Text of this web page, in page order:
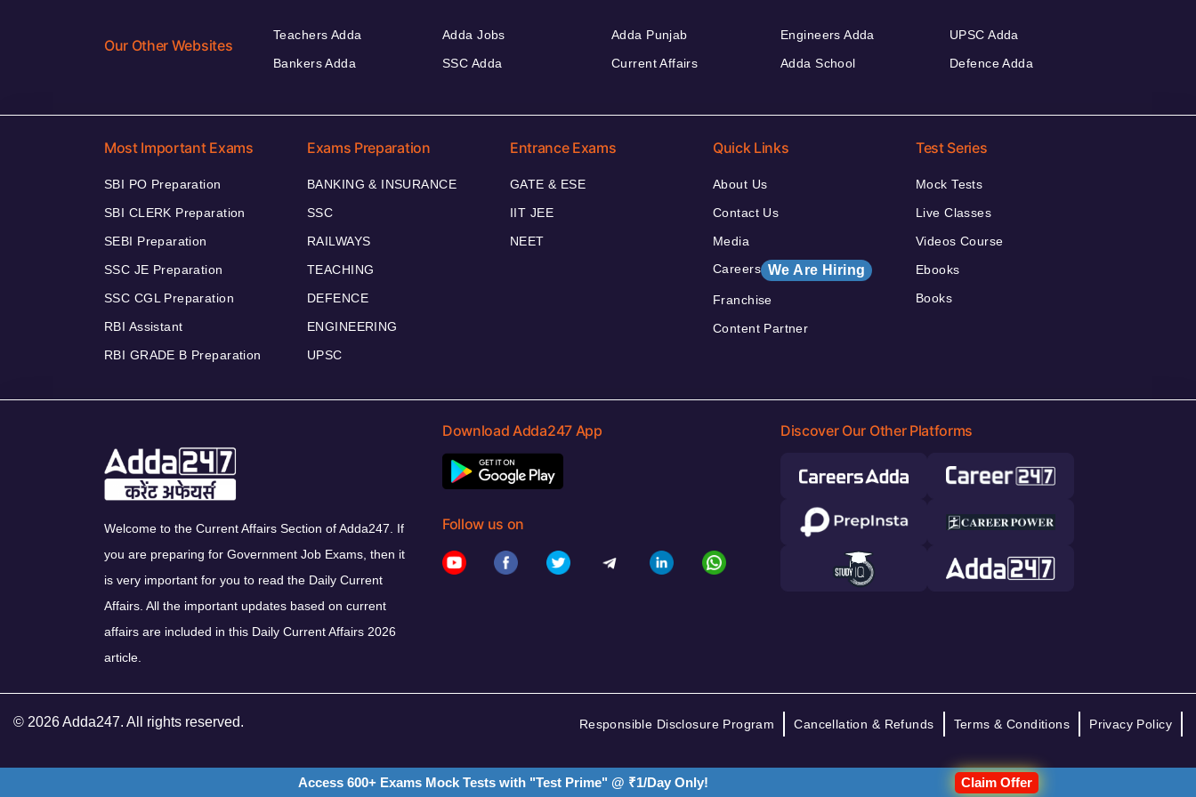
Our Other Websites
Teachers Adda
Bankers Adda
Adda Jobs
SSC Adda
Adda Punjab
Current Affairs
Engineers Adda
Adda School
UPSC Adda
Defence Adda
Most Important Exams
SBI PO Preparation
SBI CLERK Preparation
SEBI Preparation
SSC JE Preparation
SSC CGL Preparation
RBI Assistant
RBI GRADE B Preparation
Exams Preparation
BANKING & INSURANCE
SSC
RAILWAYS
TEACHING
DEFENCE
ENGINEERING
UPSC
Entrance Exams
GATE & ESE
IIT JEE
NEET
Quick Links
About Us
Contact Us
Media
Careers We Are Hiring
Franchise
Content Partner
Test Series
Mock Tests
Live Classes
Videos Course
Ebooks
Books
Welcome to the Current Affairs Section of Adda247. If
you are preparing for Government Job Exams, then it
is very important for you to read the Daily Current
Affairs. All the important updates based on current
affairs are included in this Daily Current Affairs 2026
article.
Download Adda247 App
Follow us on
Discover Our Other Platforms
© 2026 Adda247. All rights reserved. Responsible Disclosure Program Cancellation & Refunds Terms & Conditions Privacy Policy
Access 600+ Exams Mock Tests with "Test Prime" @ ₹1/Day Only! Claim Offer